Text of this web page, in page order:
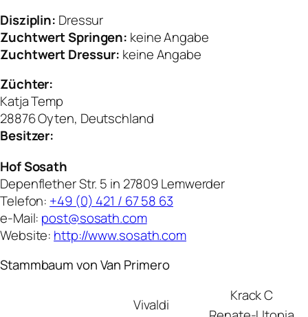
Disziplin: Dressur
Zuchtwert Springen: keine Angabe
Zuchtwert Dressur: keine Angabe
Züchter:
Katja Temp
28876 Oyten, Deutschland
Besitzer:
Hof Sosath
Depenflether Str. 5 in 27809 Lemwerder
Telefon: +49 (0) 421 / 67 58 63
e-Mail: post@sosath.com
Website: http://www.sosath.com
Stammbaum von Van Primero
Vivaldi
Krack C